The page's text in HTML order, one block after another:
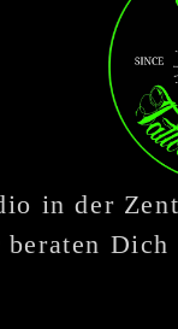
in der